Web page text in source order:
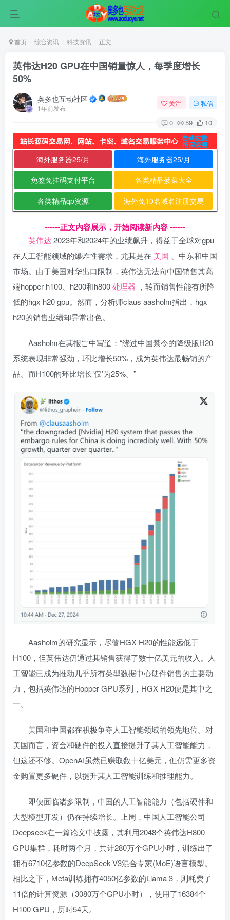
首页 综合资讯 科技资讯 正文
英伟达H20 GPU在中国销量惊人，每季度增长
50%
奥多也互动社区
1年前发布
关注 私信
0 59 10
海外服务器25/月 海外服务器25/月
免签免挂码支付平台 各类精品菠菜大全
各类精品qp资源 海外免10名域名注册交易
------正文内容展示，开始阅读新内容 ------
英伟达 2023年和2024年的业绩飙升，得益于全球对gpu
在人工智能领域的爆炸性需求，尤其是在 美国 、中东和中国
市场。由于美国对华出口限制，英伟达无法向中国销售其高
端hopper h100、h200和h800处理器 ，转而销售性能有所降
低的hgx h20 gpu。然而，分析师claus aasholm指出，hgx
h20的销售业绩却异常出色。
Aasholm在其报告中写道：“绕过中国禁令的降级版H20
系统表现非常强劲，环比增长50%，成为英伟达最畅销的产
品。而H100的环比增长‘仅’为25%。”
Aasholm的研究显示，尽管HGX H20的性能远低于
H100，但英伟达仍通过其销售获得了数十亿美元的收入。人
工智能已成为推动几乎所有类型数据中心硬件销售的主要动
力，包括英伟达的Hopper GPU系列，HGX H20便是其中之
一。
美国和中国都在积极争夺人工智能领域的领先地位。对
美国而言，资金和硬件的投入直接提升了其人工智能能力，
但这还不够。OpenAI虽然已赚取数十亿美元，但仍需更多资
金购置更多硬件，以提升其人工智能训练和推理能力。
即便面临诸多限制，中国的人工智能能力（包括硬件和
大型模型开发）仍在持续增长。上周，中国人工智能公司
Deepseek在一篇论文中披露，其利用2048个英伟达H800
GPU集群，耗时两个月，共计280万个GPU小时，训练出了
拥有6710亿参数的DeepSeek-V3混合专家(MoE)语言模型。
相比之下，Meta训练拥有4050亿参数的Llama 3，则耗费了
11倍的计算资源（3080万个GPU小时），使用了16384个
H100 GPU，历时54天。